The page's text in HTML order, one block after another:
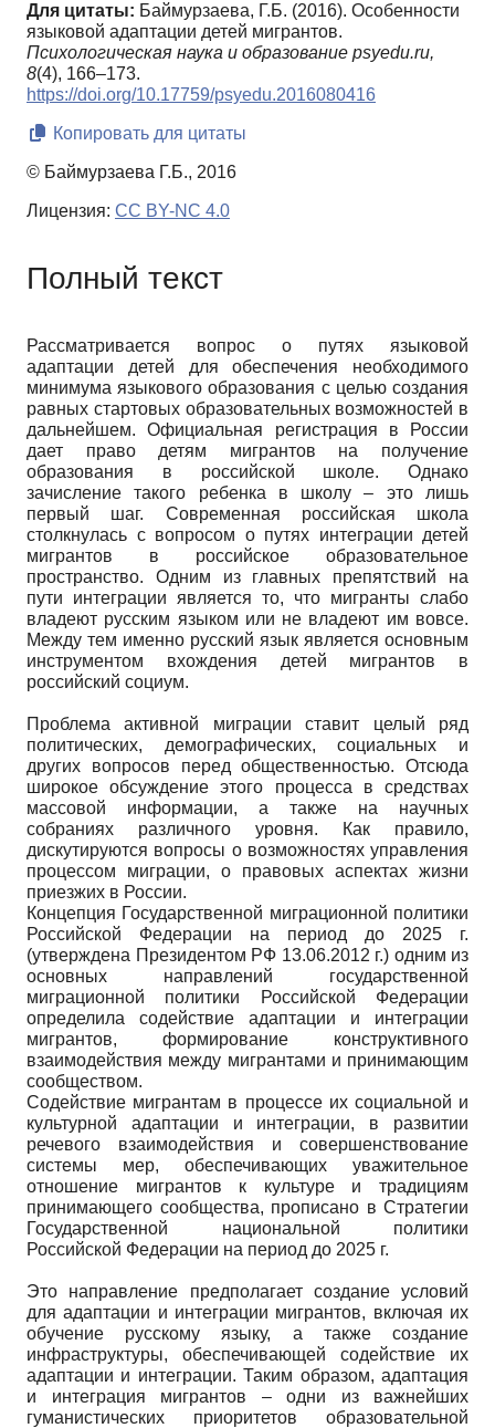
Для цитаты: Баймурзаева, Г.Б. (2016). Особенности
языковой адаптации детей мигрантов.
Психологическая наука и образование psyedu.ru,
8(4), 166–173.
https://doi.org/10.17759/psyedu.2016080416
Копировать для цитаты
© Баймурзаева Г.Б., 2016
Лицензия: CC BY-NC 4.0
Полный текст
Рассматривается вопрос о путях языковой
адаптации детей для обеспечения необходимого
минимума языкового образования с целью создания
равных стартовых образовательных возможностей в
дальнейшем. Официальная регистрация в России
дает право детям мигрантов на получение
образования в российской школе. Однако
зачисление такого ребенка в школу – это лишь
первый шаг. Современная российская школа
столкнулась с вопросом о путях интеграции детей
мигрантов в российское образовательное
пространство. Одним из главных препятствий на
пути интеграции является то, что мигранты слабо
владеют русским языком или не владеют им вовсе.
Между тем именно русский язык является основным
инструментом вхождения детей мигрантов в
российский социум.
Проблема активной миграции ставит целый ряд
политических, демографических, социальных и
других вопросов перед общественностью. Отсюда
широкое обсуждение этого процесса в средствах
массовой информации, а также на научных
собраниях различного уровня. Как правило,
дискутируются вопросы о возможностях управления
процессом миграции, о правовых аспектах жизни
приезжих в России.
Концепция Государственной миграционной политики
Российской Федерации на период до 2025 г.
(утверждена Президентом РФ 13.06.2012 г.) одним из
основных направлений государственной
миграционной политики Российской Федерации
определила содействие адаптации и интеграции
мигрантов, формирование конструктивного
взаимодействия между мигрантами и принимающим
сообществом.
Содействие мигрантам в процессе их социальной и
культурной адаптации и интеграции, в развитии
речевого взаимодействия и совершенствование
системы мер, обеспечивающих уважительное
отношение мигрантов к культуре и традициям
принимающего сообщества, прописано в Стратегии
Государственной национальной политики
Российской Федерации на период до 2025 г.
Это направление предполагает создание условий
для адаптации и интеграции мигрантов, включая их
обучение русскому языку, а также создание
инфраструктуры, обеспечивающей содействие их
адаптации и интеграции. Таким образом, адаптация
и интеграция мигрантов – одни из важнейших
гуманистических приоритетов образовательной